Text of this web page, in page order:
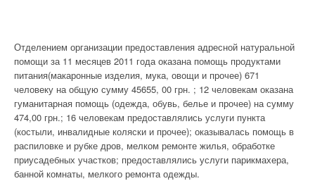
Отделением организации предоставления адресной натуральной
помощи за 11 месяцев 2011 года оказана помощь продуктами
питания(макаронные изделия, мука, овощи и прочее) 671
человеку на общую сумму 45655, 00 грн. ; 12 человекам оказана
гуманитарная помощь (одежда, обувь, белье и прочее) на сумму
474,00 грн.; 16 человекам предоставлялись услуги пункта
(костыли, инвалидные коляски и прочее); оказывалась помощь в
распиловке и рубке дров, мелком ремонте жилья, обработке
приусадебных участков; предоставлялись услуги парикмахера,
банной комнаты, мелкого ремонта одежды.